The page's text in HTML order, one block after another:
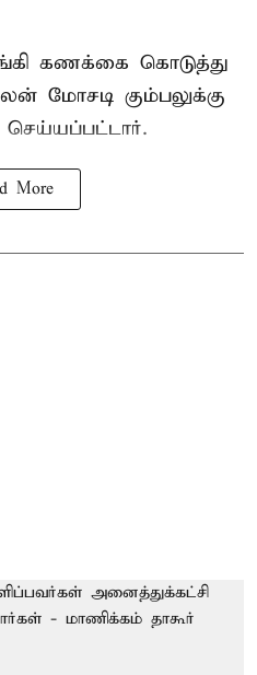
கணக்கை கொடுத்து
மோசடி கும்பலுக்கு
More